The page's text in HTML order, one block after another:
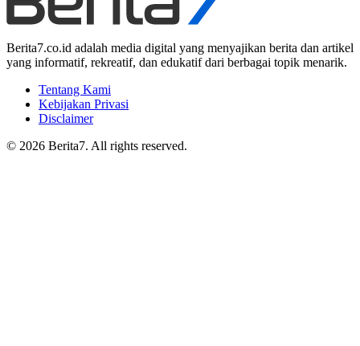
Berita7.co.id adalah media digital yang menyajikan berita dan artikel
yang informatif, rekreatif, dan edukatif dari berbagai topik menarik.
Tentang Kami
Kebijakan Privasi
Disclaimer
© 2026 Berita7. All rights reserved.